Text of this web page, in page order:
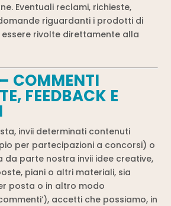
Eventuali reclami, richieste,
riguardanti i prodotti di
rivolte direttamente alla
COMMENTI
FEEDBACK E
invii determinati contenuti
per partecipazioni a concorsi) o
da parte nostra invii idee creative,
piani o altri materiali, sia
posta o in altro modo
accetti che possiamo, in